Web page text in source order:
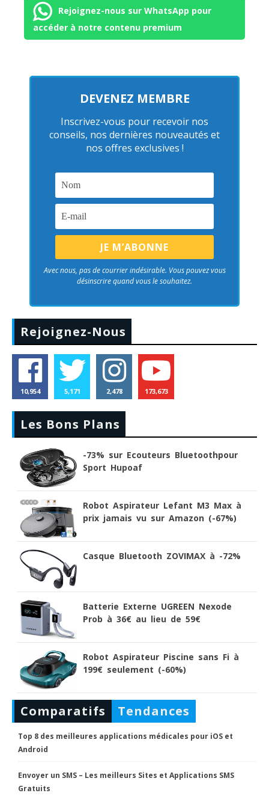
Rejoignez-nous sur WhatsApp pour
accéder à notre contenu premium
DEVENEZ MEMBRE
Inscrivez-vous pour recevoir nos
conseils, nos dernières nouveautés et
nos offres exclusives !
Avec nous, pas de courrier indésirable. Vous pouvez vous
désinscrire quand vous le souhaitez.
Rejoignez-Nous
10,954 5,171 2,478 173,673
Les Bons Plans
-73% sur Ecouteurs Bluetoothpour
Sport Hupoaf
Robot Aspirateur Lefant M3 Max à
prix jamais vu sur Amazon (-67%)
Casque Bluetooth ZOVIMAX à -72%
Batterie Externe UGREEN Nexode
Prob à 36€ au lieu de 59€
Robot Aspirateur Piscine sans Fi à
199€ seulement (-60%)
Comparatifs Tendances
Top 8 des meilleures applications médicales pour iOS et
Android
Envoyer un SMS – Les meilleurs Sites et Applications SMS
Gratuits